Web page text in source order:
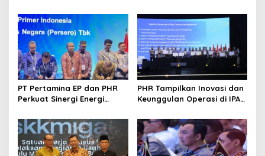
Martabat Pers Harus
Dihormati
Sepanjang 2025
PT Pertamina EP dan PHR
Perkuat Sinergi Energi
Kesepakatan Jual Beli Gas
di IPA Convex 2026
PHR Tampilkan Inovasi dan
Keunggulan Operasi di IPA
Ketahanan Energi Nasional